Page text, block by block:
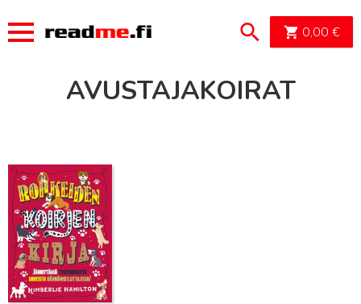
0,00 €
AVUSTAJAKOIRAT
Lue lisää